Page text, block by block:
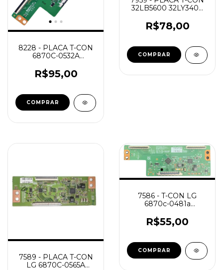
8228 - PLACA T-CON
6870C-0532A
43LW300C NOVA
R$95,00
32LB5600 32LY340C
488A
R$78,00
7589 - PLACA T-CON
LG 6870C-0565A
7586 - T-CON LG
6870c-0481a
R$55,00